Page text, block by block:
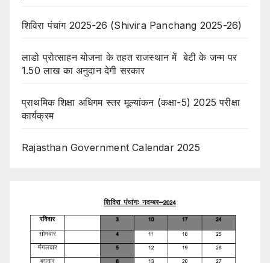
शिविरा पंचांग 2025-26 (Shivira Panchang 2025-26)
लाडो प्रोत्साहन योजना के तहत राजस्थान में बेटी के जन्म पर
1.50 लाख का अनुदान देगी सरकार
प्राथमिक शिक्षा अधिगम स्तर मूल्यांकन (कक्षा-5) 2025 परीक्षा
कार्यक्रम
Rajasthan Government Calendar 2025